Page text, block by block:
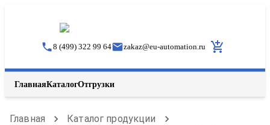
8 (499) 322 99 64 zakaz@eu-automation.ru
ГлавнаяКаталогОтгрузки
Главная
Каталог продукции